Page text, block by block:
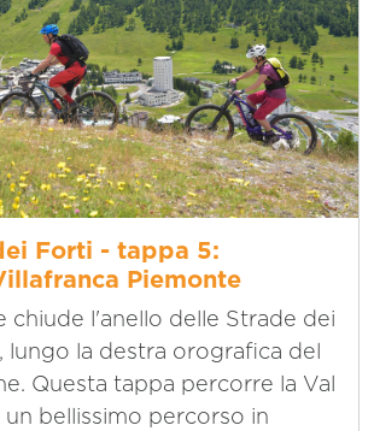
Forti - tappa 5:
Piemonte
chiude l'anello delle Strade dei
lungo la destra orografica del
Questa tappa percorre la Val
un bellissimo percorso in